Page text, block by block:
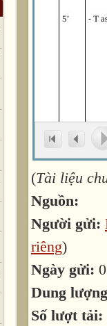
(Tài liệu
Nguồn:
Người gửi:
riêng)
Ngày gửi:
Dung
Số lượt tải: